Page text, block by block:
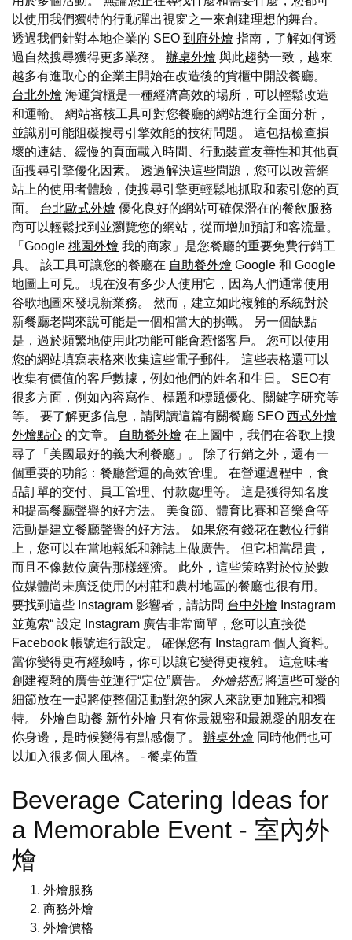
以使用我們獨特的行動彈出視窗之一來創建理想的舞台。
透過我們針對本地企業的 SEO 到府外燴 指南，了解如何透
過自然搜尋獲得更多業務。 辦桌外燴 與此趨勢一致，越來
越多有進取心的企業主開始在改造後的貨櫃中開設餐廳。
台北外燴 海運貨櫃是一種經濟高效的場所，可以輕鬆改造
和運輸。 網站審核工具可對您餐廳的網站進行全面分析，
並識別可能阻礙搜尋引擎效能的技術問題。 這包括檢查損
壞的連結、緩慢的頁面載入時間、行動裝置友善性和其他頁
面搜尋引擎優化因素。 透過解決這些問題，您可以改善網
站上的使用者體驗，使搜尋引擎更輕鬆地抓取和索引您的頁
面。 台北歐式外燴 優化良好的網站可確保潛在的餐飲服務
商可以輕鬆找到並瀏覽您的網站，從而增加預訂和客流量。
「Google 桃園外燴 我的商家」是您餐廳的重要免費行銷工
具。 該工具可讓您的餐廳在 自助餐外燴 Google 和 Google
地圖上可見。 現在沒有多少人使用它，因為人們通常使用
谷歌地圖來發現新業務。 然而，建立如此複雜的系統對於
新餐廳老闆來說可能是一個相當大的挑戰。 另一個缺點
是，過於頻繁地使用此功能可能會惹惱客戶。 您可以使用
您的網站填寫表格來收集這些電子郵件。 這些表格還可以
收集有價值的客戶數據，例如他們的姓名和生日。 SEO有
很多方面，例如內容寫作、標題和標題優化、關鍵字研究等
等。 要了解更多信息，請閱讀這篇有關餐廳 SEO 西式外燴
外燴點心 的文章。 自助餐外燴 在上圖中，我們在谷歌上搜
尋了「美國最好的義大利餐廳」。 除了行銷之外，還有一
個重要的功能：餐廳營運的高效管理。 在營運過程中，食
品訂單的交付、員工管理、付款處理等。 這是獲得知名度
和提高餐廳聲譽的好方法。 美食節、體育比賽和音樂會等
活動是建立餐廳聲譽的好方法。 如果您有錢花在數位行銷
上，您可以在當地報紙和雜誌上做廣告。 但它相當昂貴，
而且不像數位廣告那樣經濟。 此外，這些策略對於位於數
位媒體尚未廣泛使用的村莊和農村地區的餐廳也很有用。
要找到這些 Instagram 影響者，請訪問 台中外燴 Instagram
並蒐索“ 設定 Instagram 廣告非常簡單，您可以直接從
Facebook 帳號進行設定。 確保您有 Instagram 個人資料。
當你變得更有經驗時，你可以讓它變得更複雜。 這意味著
創建複雜的廣告並運行“定位”廣告。 外燴搭配將這些可愛的
細節放在一起將使整個活動對您的家人來說更加難忘和獨
特。 外燴自助餐 新竹外燴 只有你最親密和最親愛的朋友在
你身邊，是時候變得有點感傷了。 辦桌外燴 同時他們也可
以加入很多個人風格。 - 餐桌佈置
Beverage Catering Ideas for
a Memorable Event - 室內外
燴
外燴服務
商務外燴
外燴價格